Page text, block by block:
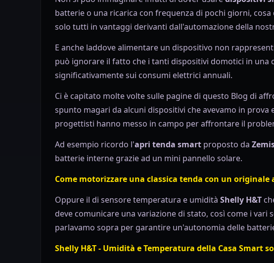
batterie o una ricarica con frequenza di pochi giorni,
solo tutti in vantaggi derivanti dall'automazione della
E anche laddove alimentare un dispositivo non
può ignorare il fatto che i tanti dispositivi domotici in una
significativamente sui consumi elettrici annuali.
Ci è capitato molte volte sulle pagine di questo Blog di
spunto magari da alcuni dispositivi che avevamo in prova
progettisti hanno messo in campo per affrontare il
Ad esempio ricordo l'apri tenda smart proposto da
batterie interne grazie ad un mini pannello solare.
Come motorizzare una classica tenda con un originale
Oppure il di sensore temperatura e umidità Shelly H&T
deve comunicare una variazione di stato, così come i vari
parlavamo sopra per garantire un'autonomia delle
Shelly H&T - Umidità e Temperatura della Casa Smart